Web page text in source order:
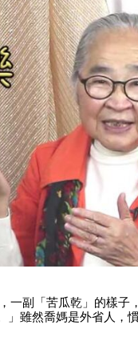
副「苦瓜乾」的樣子
雖然喬媽是外省人，